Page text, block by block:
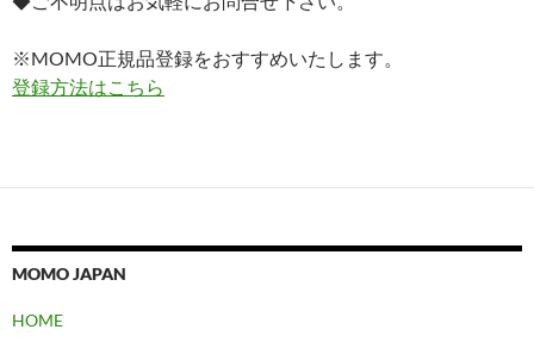
※MOMO正規品登録をおすすめいたします。
登録方法はこちら
MOMO JAPAN
HOME